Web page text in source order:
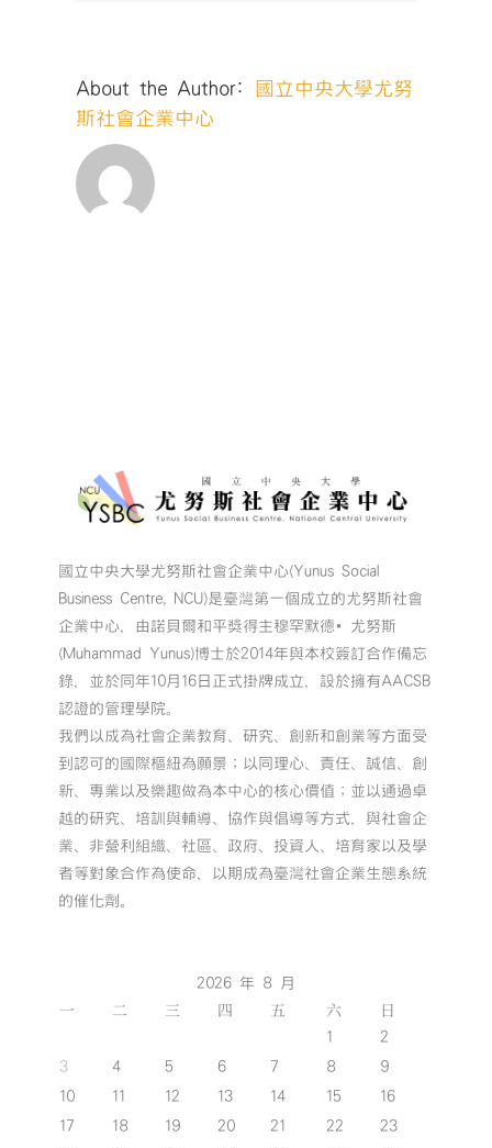
About the Author:
國立中央大學尤努
斯社會企業中心
國立中央大學尤努斯社會企業中心(Yunus Social
Business Centre, NCU)是臺灣第一個成立的尤努斯社會
企業中心，由諾貝爾和平獎得主穆罕默德•尤努斯
(Muhammad Yunus)博士於2014年與本校簽訂合作備忘
錄，並於同年10月16日正式掛牌成立，設於擁有AACSB
認證的管理學院。
我們以成為社會企業教育、研究、創新和創業等方面受
到認可的國際樞紐為願景；以同理心、責任、誠信、創
新、專業以及樂趣做為本中心的核心價值；並以通過卓
越的研究、培訓與輔導、協作與倡導等方式，與社會企
業、非營利組織、社區、政府、投資人、培育家以及學
者等對象合作為使命，以期成為臺灣社會企業生態系統
的催化劑。
2026 年 8 月
一 二 三 四 五 六 日
1
2
3
4 5 6 7 8
9
10
11 12 13 14 15
16
17
18 19 20 21 22
23